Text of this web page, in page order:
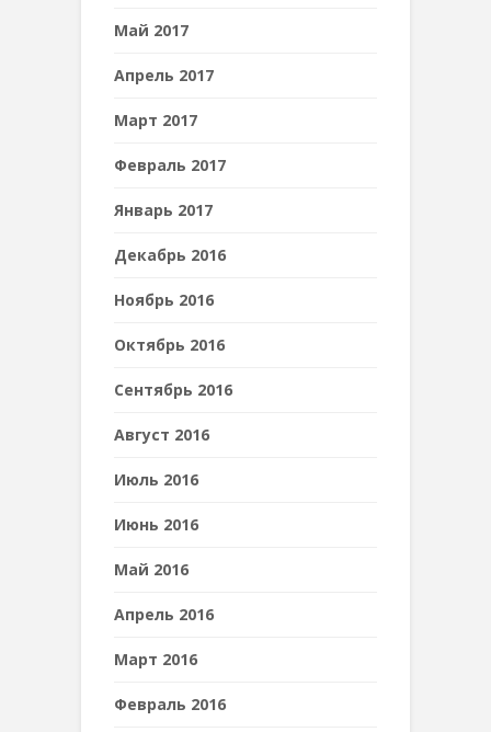
Май 2017
Апрель 2017
Март 2017
Февраль 2017
Январь 2017
Декабрь 2016
Ноябрь 2016
Октябрь 2016
Сентябрь 2016
Август 2016
Июль 2016
Июнь 2016
Май 2016
Апрель 2016
Март 2016
Февраль 2016